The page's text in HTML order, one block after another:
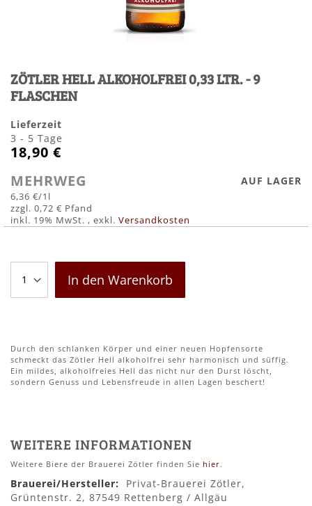
ZÖTLER HELL ALKOHOLFREI 0,33 LTR. - 9
FLASCHEN
Lieferzeit
3 - 5 Tage
18,90 €
MEHRWEG
6,36 €/1l
0,72 €
inkl. 19% MwSt. , exkl. Versandkosten
AUF LAGER
In den Warenkorb
Durch den schlanken Körper und einer neuen Hopfensorte
schmeckt das Zötler Hell alkoholfrei sehr harmonisch und süffig.
Ein mildes, alkoholfreies Hell das nicht nur den Durst löscht,
sondern Genuss und Lebensfreude in allen Lagen beschert!
der
Bildergalerie
springen
WEITERE INFORMATIONEN
Weitere Biere der Brauerei Zötler finden Sie hier.
Mehr
Informationen
Privat-Brauerei Zötler,
Grüntenstr. 2, 87549 Rettenberg / Allgäu